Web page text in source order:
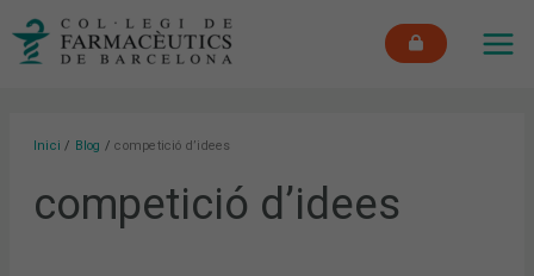
Inici Blog competició d’idees
competició d’idees